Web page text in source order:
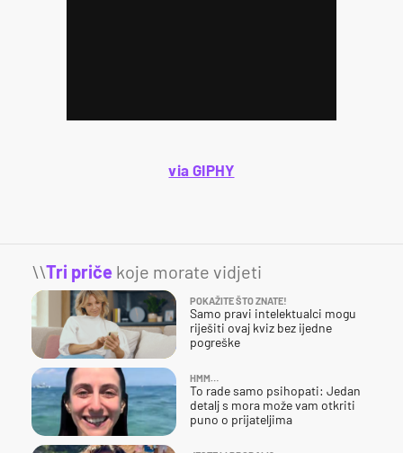
via GIPHY
\\Tri priče koje morate vidjeti
POKAŽITE ŠTO ZNATE!
Samo pravi intelektualci mogu
riješiti ovaj kviz bez ijedne
pogreške
HMM…
To rade samo psihopati: Jedan
detalj s mora može vam otkriti
puno o prijateljima